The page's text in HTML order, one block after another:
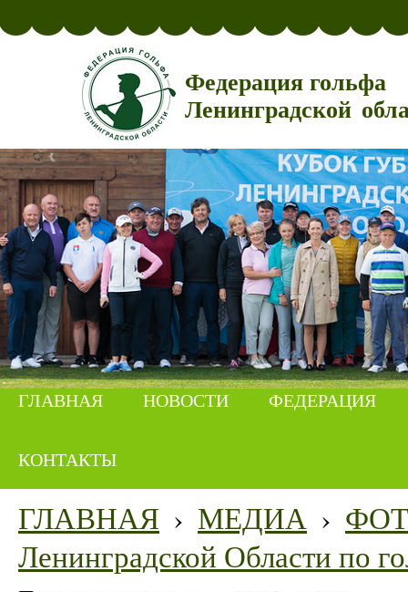
Федерация гольфа
Ленинградской
ГЛАВНАЯ НОВОСТИ ФЕДЕРАЦИЯ
КОНТАКТЫ
ГЛАВНАЯ › МЕДИА ›
Ленинградской Области по